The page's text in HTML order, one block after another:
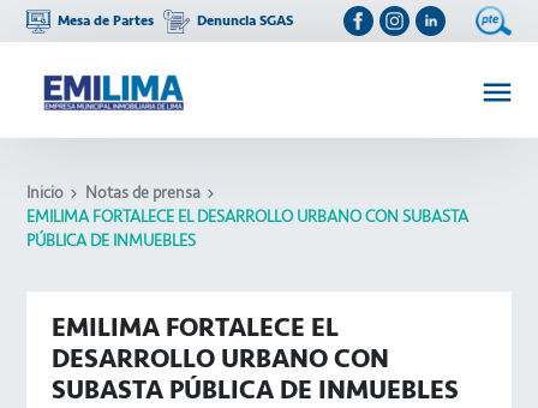
Mesa de Partes Denuncia SGAS
Inicio
Notas de prensa
EMILIMA FORTALECE EL DESARROLLO URBANO CON SUBASTA
PÚBLICA DE INMUEBLES
EMILIMA FORTALECE EL
DESARROLLO URBANO CON
SUBASTA PÚBLICA DE INMUEBLES